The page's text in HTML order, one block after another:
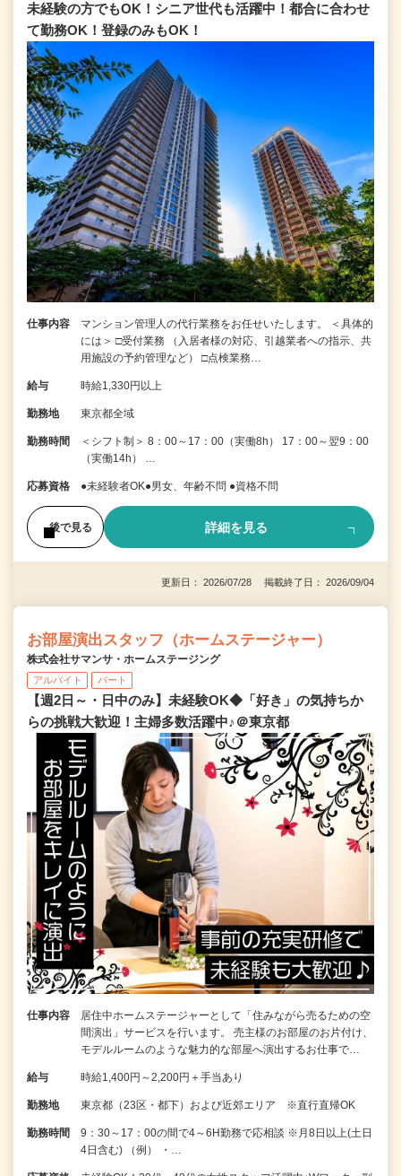
未経験の方でもOK！シニア世代も活躍中！都合に合わせ
て勤務OK！登録のみもOK！
仕事内容
マンション管理人の代行業務をお任せいたします。 ＜具体的
には＞ □受付業務 （入居者様の対応、引越業者への指示、共
用施設の予約管理など） □点検業務…
給与 時給1,330円以上
勤務地 東京都全域
勤務時間
＜シフト制＞ 8：00～17：00（実働8h） 17：00～翌9：00
（実働14h） …
応募資格 ●未経験者OK●男女、年齢不問 ●資格不問
後で見る 詳細を見る
更新日： 2026/07/28 掲載終了日： 2026/09/04
お部屋演出スタッフ（ホームステージャー）
株式会社サマンサ・ホームステージング
アルバイト パート
【週2日～・日中のみ】未経験OK◆「好き」の気持ちか
らの挑戦大歓迎！主婦多数活躍中♪＠東京都
仕事内容
居住中ホームステージャーとして「住みながら売るための空
間演出」サービスを行います。 売主様のお部屋のお片付け、
モデルルームのような魅力的な部屋へ演出するお仕事で…
給与 時給1,400円～2,200円＋手当あり
勤務地 東京都（23区・都下）および近郊エリア ※直行直帰OK
勤務時間
9：30～17：00の間で4～6H勤務で応相談 ※月8日以上(土日
4日含む) （例） ・…